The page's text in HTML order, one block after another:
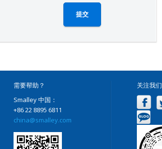
需要帮助？
Smalley 中国：
+86 22 8895 6811
china@smalley.com
关注我们